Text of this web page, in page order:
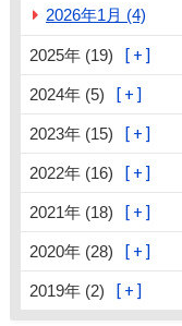
2026年1月 (4)
2025年 (19)
2024年 (5)
2023年 (15)
2022年 (16)
2021年 (18)
2020年 (28)
2019年 (2)